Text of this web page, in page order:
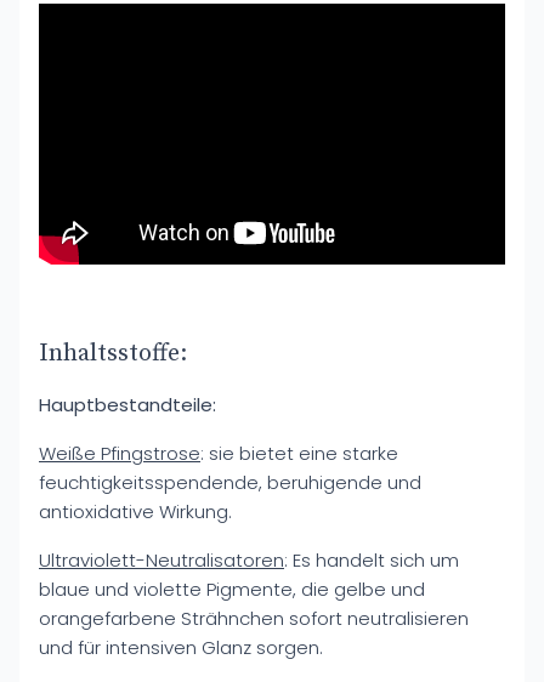
Inhaltsstoffe:
Hauptbestandteile:
Weiße Pfingstrose: sie bietet eine starke
feuchtigkeitsspendende, beruhigende und
antioxidative Wirkung.
Ultraviolett-Neutralisatoren: Es handelt sich um
blaue und violette Pigmente, die gelbe und
orangefarbene Strähnchen sofort neutralisieren
und für intensiven Glanz sorgen.